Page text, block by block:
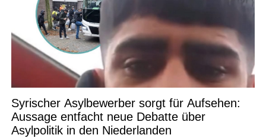
Syrischer Asylbewerber sorgt für Aufsehen:
Aussage entfacht neue Debatte über
Asylpolitik in den Niederlanden